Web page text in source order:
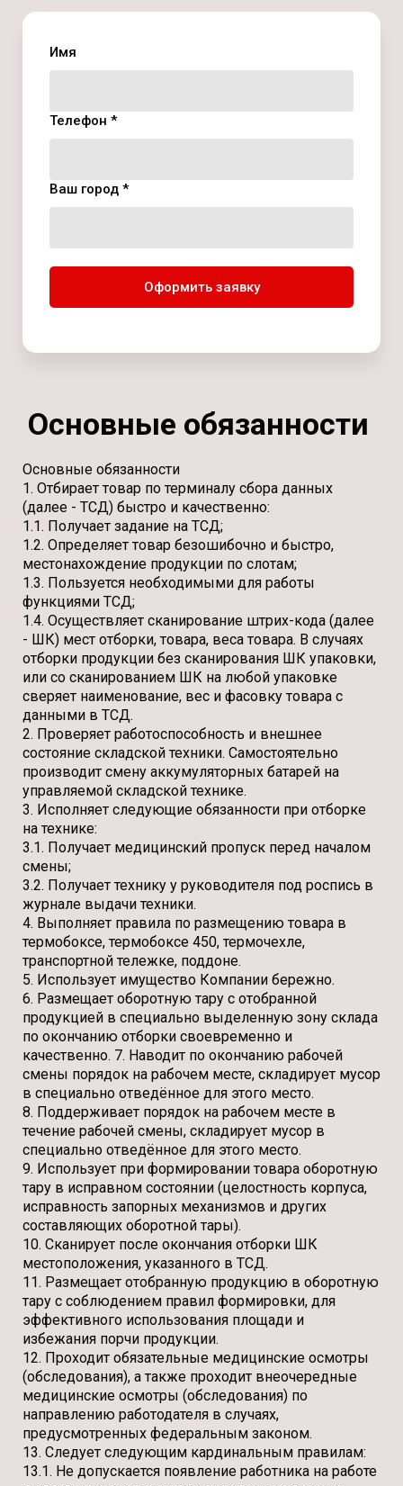
Имя
Телефон *
Ваш город *
Оформить заявку
Основные обязанности
Основные обязанности
1. Отбирает товар по терминалу сбора данных
(далее - ТСД) быстро и качественно:
1.1. Получает задание на ТСД;
1.2. Определяет товар безошибочно и быстро,
местонахождение продукции по слотам;
1.3. Пользуется необходимыми для работы
функциями ТСД;
1.4. Осуществляет сканирование штрих-кода (далее
- ШК) мест отборки, товара, веса товара. В случаях
отборки продукции без сканирования ШК упаковки,
или со сканированием ШК на любой упаковке
сверяет наименование, вес и фасовку товара с
данными в ТСД.
2. Проверяет работоспособность и внешнее
состояние складской техники. Самостоятельно
производит смену аккумуляторных батарей на
управляемой складской технике.
3. Исполняет следующие обязанности при отборке
на технике:
3.1. Получает медицинский пропуск перед началом
смены;
3.2. Получает технику у руководителя под роспись в
журнале выдачи техники.
4. Выполняет правила по размещению товара в
термобоксе, термобоксе 450, термочехле,
транспортной тележке, поддоне.
5. Использует имущество Компании бережно.
6. Размещает оборотную тару с отобранной
продукцией в специально выделенную зону склада
по окончанию отборки своевременно и
качественно. 7. Наводит по окончанию рабочей
смены порядок на рабочем месте, складирует мусор
в специально отведённое для этого место.
8. Поддерживает порядок на рабочем месте в
течение рабочей смены, складирует мусор в
специально отведённое для этого место.
9. Использует при формировании товара оборотную
тару в исправном состоянии (целостность корпуса,
исправность запорных механизмов и других
составляющих оборотной тары).
10. Сканирует после окончания отборки ШК
местоположения, указанного в ТСД.
11. Размещает отобранную продукцию в оборотную
тару с соблюдением правил формировки, для
эффективного использования площади и
избежания порчи продукции.
12. Проходит обязательные медицинские осмотры
(обследования), а также проходит внеочередные
медицинские осмотры (обследования) по
направлению работодателя в случаях,
предусмотренных федеральным законом.
13. Следует следующим кардинальным правилам:
13.1. Не допускается появление работника на работе